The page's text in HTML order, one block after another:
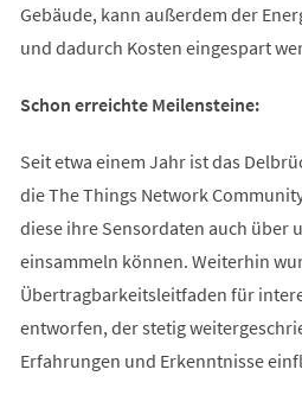
Gebäude, kann außerdem der
und dadurch Kosten eingespart
Schon erreichte Meilensteine:
Seit etwa einem Jahr ist das
die The Things Network
diese ihre Sensordaten auch über
einsammeln können. Weiterhin
Übertragbarkeitsleitfaden für
entworfen, der stetig
Erfahrungen und Erkenntnisse